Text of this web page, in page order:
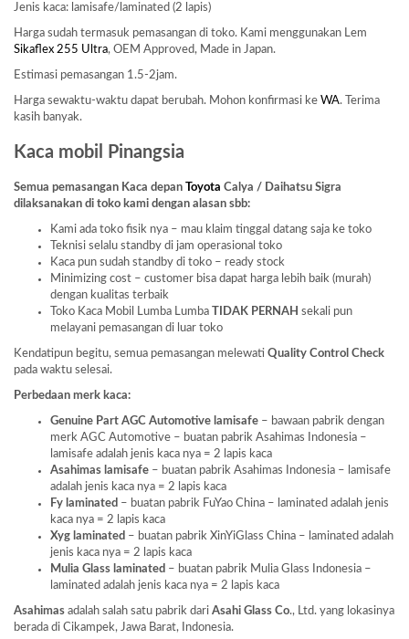
Jenis kaca: lamisafe/laminated (2 lapis)
Harga sudah termasuk pemasangan di toko. Kami menggunakan Lem
Sikaflex 255 Ultra, OEM Approved, Made in Japan.
Estimasi pemasangan 1.5-2jam.
Harga sewaktu-waktu dapat berubah. Mohon konfirmasi ke WA. Terima
kasih banyak.
Kaca mobil Pinangsia
Semua pemasangan Kaca depan Toyota Calya / Daihatsu Sigra
dilaksanakan di toko kami dengan alasan sbb:
Kami ada toko fisik nya – mau klaim tinggal datang saja ke toko
Teknisi selalu standby di jam operasional toko
Kaca pun sudah standby di toko – ready stock
Minimizing cost – customer bisa dapat harga lebih baik (murah)
dengan kualitas terbaik
Toko Kaca Mobil Lumba Lumba TIDAK PERNAH sekali pun
melayani pemasangan di luar toko
Kendatipun begitu, semua pemasangan melewati Quality Control Check
pada waktu selesai.
Perbedaan merk kaca:
Genuine Part AGC Automotive lamisafe – bawaan pabrik dengan
merk AGC Automotive – buatan pabrik Asahimas Indonesia –
lamisafe adalah jenis kaca nya = 2 lapis kaca
Asahimas lamisafe – buatan pabrik Asahimas Indonesia – lamisafe
adalah jenis kaca nya = 2 lapis kaca
Fy laminated – buatan pabrik FuYao China – laminated adalah jenis
kaca nya = 2 lapis kaca
Xyg laminated – buatan pabrik XinYiGlass China – laminated adalah
jenis kaca nya = 2 lapis kaca
Mulia Glass laminated – buatan pabrik Mulia Glass Indonesia –
laminated adalah jenis kaca nya = 2 lapis kaca
Asahimas adalah salah satu pabrik dari Asahi Glass Co., Ltd. yang lokasinya
berada di Cikampek, Jawa Barat, Indonesia.